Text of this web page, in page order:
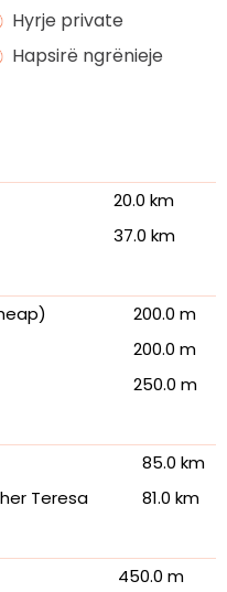
Hyrje private
Hapsirë ngrënieje
20.0 km
37.0 km
200.0 m
200.0 m
250.0 m
85.0 km
Teresa
81.0 km
450.0 m